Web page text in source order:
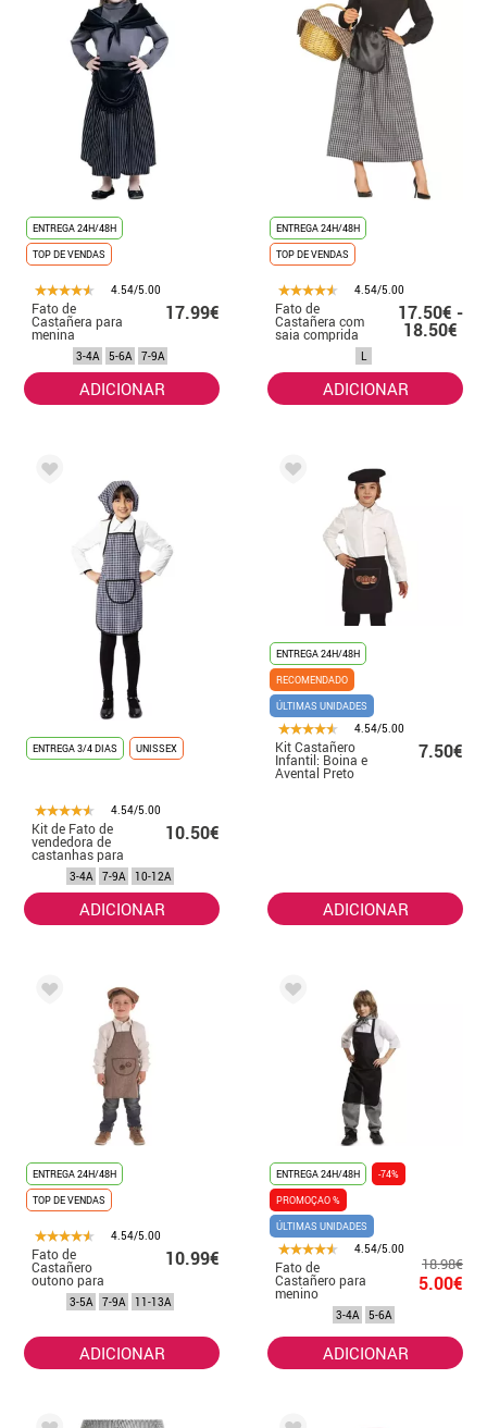
ENTREGA 24H/48H
TOP DE VENDAS
4.54/5.00
Fato de
Castañera para
menina
17.99€
3-4A 5-6A 7-9A
ADICIONAR
ENTREGA 24H/48H
TOP DE VENDAS
4.54/5.00
Fato de
Castañera com
saia comprida
para mulher
17.50€ -
18.50€
L
ADICIONAR
ENTREGA 3/4 DIAS UNISSEX
4.54/5.00
Kit de Fato de
vendedora de
castanhas para
crianças:
cachecol e
avental
10.50€
3-4A 7-9A 10-12A
ADICIONAR
ENTREGA 24H/48H
RECOMENDADO
ÚLTIMAS UNIDADES
4.54/5.00
Kit Castañero
Infantil: Boina e
Avental Preto
7.50€
ADICIONAR
ENTREGA 24H/48H
TOP DE VENDAS
4.54/5.00
Fato de
Castañero
outono para
menino
10.99€
3-5A 7-9A 11-13A
ADICIONAR
ENTREGA 24H/48H
-74%
PROMOÇAO %
ÚLTIMAS UNIDADES
4.54/5.00
Fato de
Castañero para
menino
18.98€
5.00€
3-4A 5-6A
ADICIONAR